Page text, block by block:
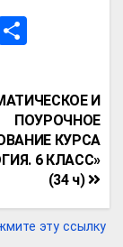
O
п
р
а
в
и
т
И
ПОУРОЧНОЕ
КУРСА
6 КЛАСС»
(34 ч)
эту ссылку